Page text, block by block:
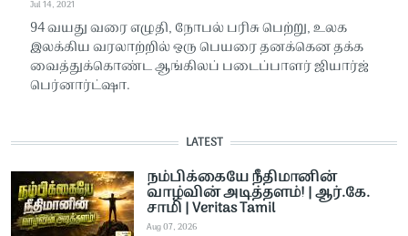
Jul 14, 2021
94 வயது வரை எழுதி, நோபல் பரிசு பெற்று, உலக
இலக்கிய வரலாற்றில் ஒரு பெயரை தனக்கென தக்க
வைத்துக்கொண்ட ஆங்கிலப் படைப்பாளர் ஜியார்ஜ்
பெர்னார்ட்ஷா.
LATEST
நம்பிக்கையே நீதிமானின்
வாழ்வின் அடித்தளம்! | ஆர்.கே.
சாமி | Veritas Tamil
Aug 07, 2026